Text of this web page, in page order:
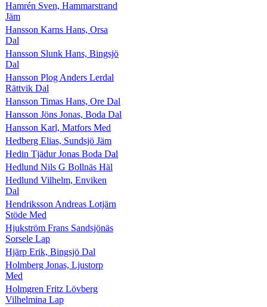
Hamrén Sven, Hammarstrand
Jäm
Hansson Karns Hans, Orsa
Dal
Hansson Slunk Hans, Bingsjö
Dal
Hansson Plog Anders Lerdal
Rättvik Dal
Hansson Timas Hans, Ore Dal
Hansson Jöns Jonas, Boda Dal
Hansson Karl, Matfors Med
Hedberg Elias, Sundsjö Jäm
Hedin Tjädur Jonas Boda Dal
Hedlund Nils G Bollnäs Häl
Hedlund Vilhelm, Enviken
Dal
Hendriksson Andreas Lotjärn
Stöde Med
Hjukström Frans Sandsjönäs
Sorsele Lap
Hjärp Erik, Bingsjö Dal
Holmberg Jonas, Ljustorp
Med
Holmgren Fritz Lövberg
Vilhelmina Lap